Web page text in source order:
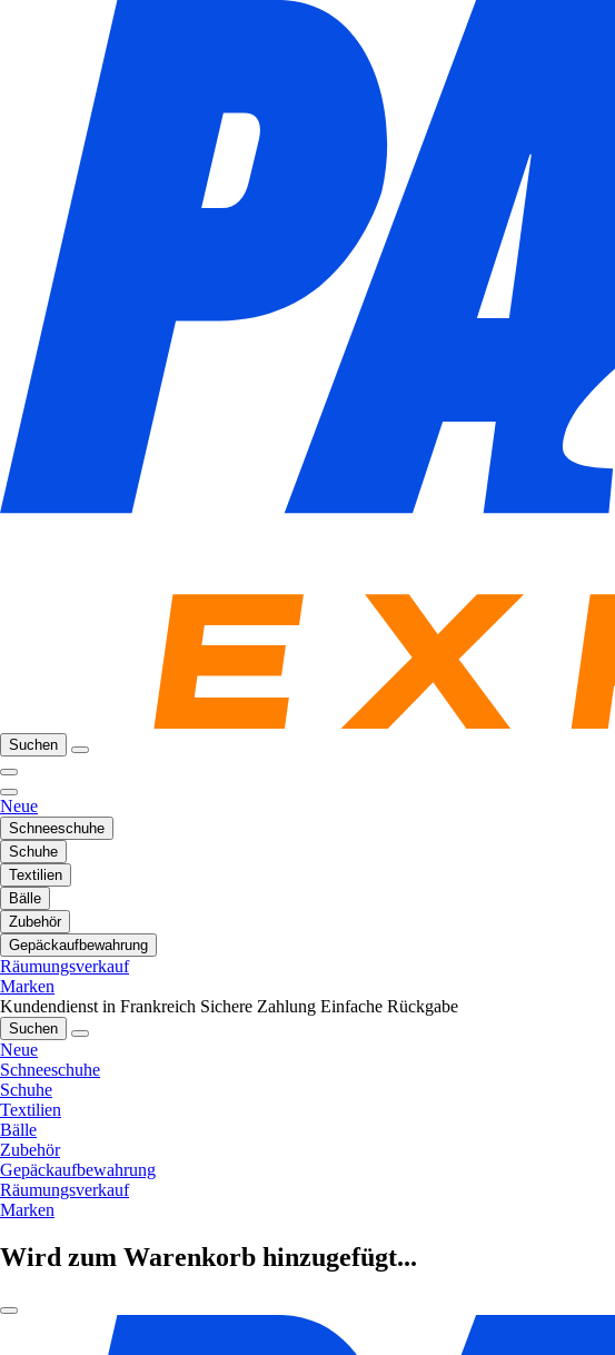
Suchen
Neue
Schneeschuhe
Schuhe
Textilien
Bälle
Zubehör
Gepäckaufbewahrung
Räumungsverkauf
Marken
Kundendienst in Frankreich Sichere Zahlung Einfache Rückgabe
Suchen
Neue
Schneeschuhe
Schuhe
Textilien
Bälle
Zubehör
Gepäckaufbewahrung
Räumungsverkauf
Marken
Wird zum Warenkorb hinzugefügt...